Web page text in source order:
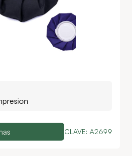
CLAVE: A2699